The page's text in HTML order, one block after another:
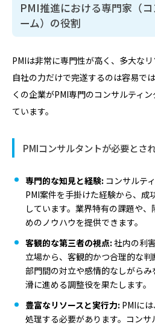
PMI推進における専門家（
ーム）の役割
PMIは非常に専門性が高く、多大なリ
自社の力だけで完遂するのは容易で
くの企業がPMI専門のコンサルティ
ています。
PMIコンサルタントが必要とさ
専門的な知見と経験: コンサルテ
PMI案件を手掛けた経験から、成
しています。業界特有の課題や
めのノウハウを提供できます。
客観的な第三者の視点: 社内の利
立場から、客観的かつ合理的な判
部門間の対立や感情的なしがら
滑に進める調整役を果たします。
豊富なリソースと実行力: PMIに
処理する必要があります。コン